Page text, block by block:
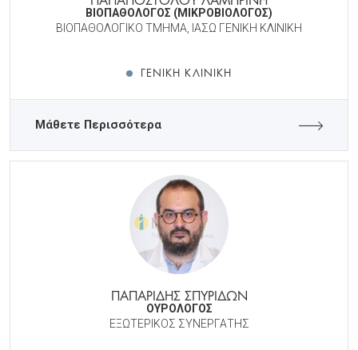
ΒΙΟΠΑΘΟΛΟΓΟΣ (ΜΙΚΡΟΒΙΟΛΟΓΟΣ)
ΒΙΟΠΑΘΟΛΟΓΙΚΟ ΤΜΗΜΑ, ΙΑΣΩ ΓΕΝΙΚΗ ΚΛΙΝΙΚΗ
ΓΕΝΙΚΉ ΚΛΙΝΙΚΉ
Μάθετε Περισσότερα
ΠΑΠΑΡΙΔΗΣ ΣΠΥΡΙΔΩΝ
ΟΥΡΟΛΟΓΟΣ
ΕΞΩΤΕΡΙΚΟΣ ΣΥΝΕΡΓΑΤΗΣ